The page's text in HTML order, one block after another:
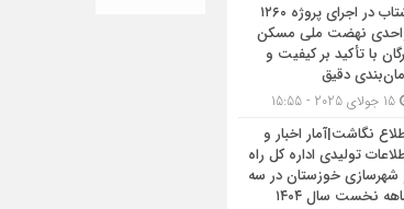
شتاب در اجرای پروژه ۱۲۶۰
نهضت ملی مسکن
با تأکید بر کیفیت و
دقیق
نگاشت|آمار اخبار و
تولیدی اداره کل راه
شهرسازی خوزستان در سه
نخست سال ۱۴۰۴